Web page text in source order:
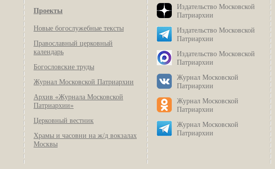
Проекты
Новые богослужебные тексты
Православный церковный
календарь
Богословские труды
Журнал Московской Патриархии
Архив «Журнала Московской
Патриархии»
Церковный вестник
Храмы и часовни на ж/д вокзалах
Москвы
Издательство Московской
Патриархии
Издательство Московской
Патриархии
Издательство Московской
Патриархии
Журнал Московской
Патриархии
Журнал Московской
Патриархии
Журнал Московской
Патриархии